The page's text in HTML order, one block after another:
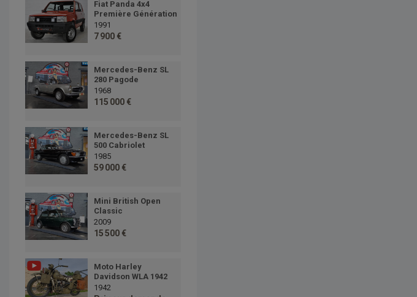
Fiat Panda 4x4
Première Génération
1991
7 900 €
Mercedes-Benz SL
280 Pagode
1968
115 000 €
Mercedes-Benz SL
500 Cabriolet
1985
59 000 €
Mini British Open
Classic
2009
15 500 €
Moto Harley
Davidson WLA 1942
1942